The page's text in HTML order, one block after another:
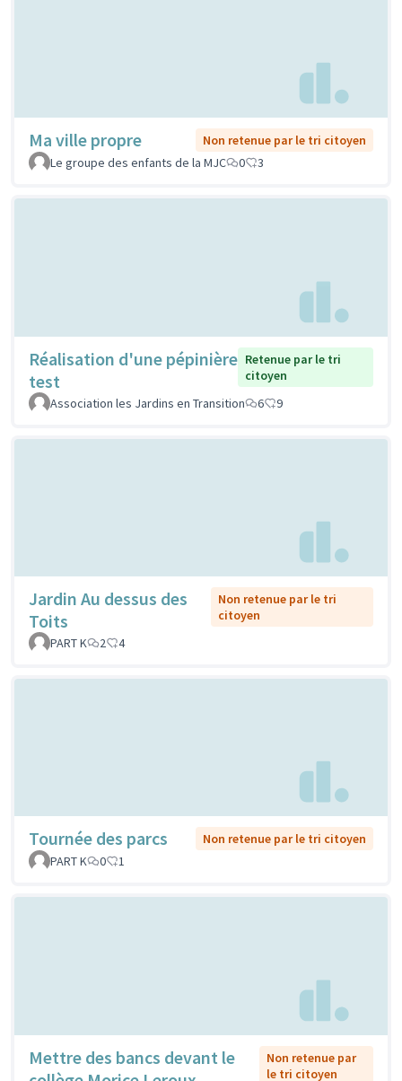
Ma ville propre
Non retenue par le tri citoyen
Le groupe des enfants de la MJC
0 3
Réalisation d'une pépinière
test
Retenue par le tri
citoyen
Association les Jardins en Transition
6 9
Jardin Au dessus des
Toits
Non retenue par le tri
citoyen
PART K
2 4
Tournée des parcs
Non retenue par le tri citoyen
PART K
0 1
Mettre des bancs devant le
Non retenue par
le tri citoyen